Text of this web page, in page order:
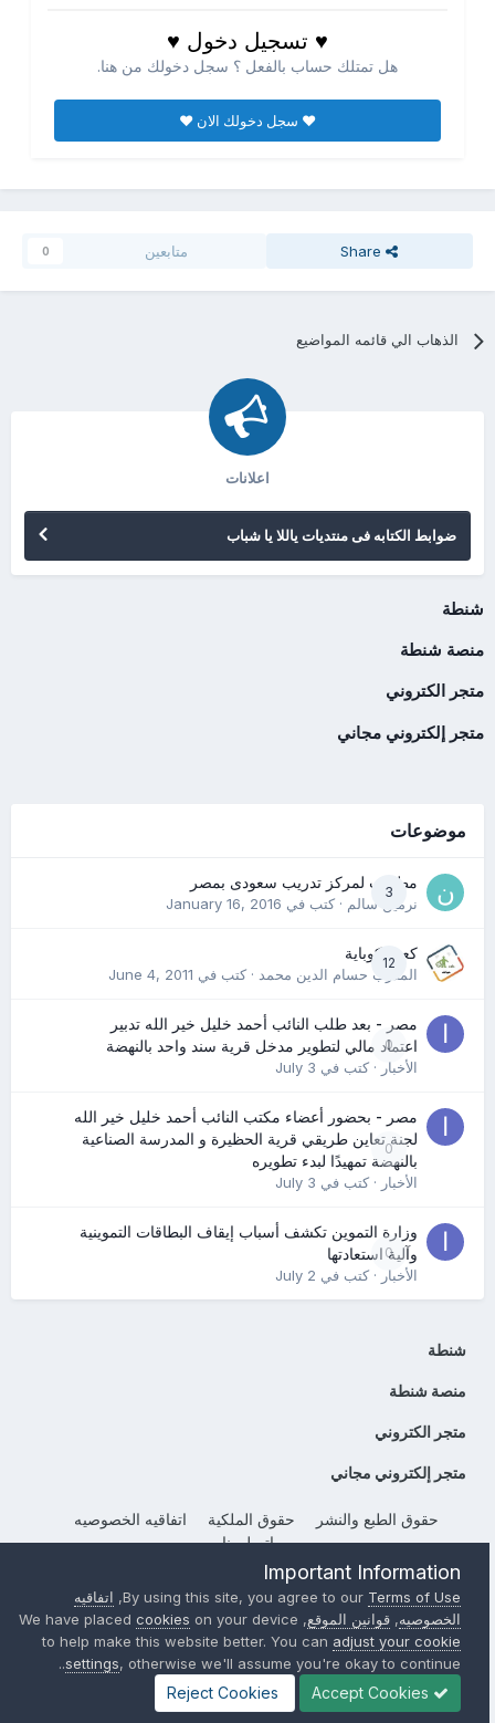
♥ تسجيل دخول ♥
هل تمتلك حساب بالفعل ؟ سجل دخولك من هنا.
♥ سجل دخولك الان ♥
Share متابعين 0
الذهاب الي قائمه المواضيع
اعلانات
ضوابط الكتابه فى منتديات ياللا يا شباب
شنطة
منصة شنطة
متجر الكتروني
متجر إلكتروني مجاني
موضوعات
3
مطلوب لمركز تدريب سعودى بمصر
نرمين سالم· كتب في January 16, 2016
12
كعب كوباية
المدرب حسام الدين محمد· كتب في June 4, 2011
0
مصر - بعد طلب النائب أحمد خليل خير الله تدبير
اعتماد مالي لتطوير مدخل قرية سند واحد بالنهضة
الأخبار· كتب في July 3
0
مصر - بحضور أعضاء مكتب النائب أحمد خليل خير الله
لجنة تعاين طريقي قرية الحظيرة و المدرسة الصناعية
بالنهضة تمهيدًا لبدء تطويره
الأخبار· كتب في July 3
0
وزارة التموين تكشف أسباب إيقاف البطاقات التموينية
وآلية استعادتها
الأخبار· كتب في July 2
شنطة
منصة شنطة
متجر الكتروني
متجر إلكتروني مجاني
حقوق الطبع والنشر حقوق الملكية
اتفاقيه الخصوصيه
إتصل بنا
Powered by Invision CommunityImportant Information
By using this site, you agree to ourTerms of Use
, اتفاقيه
الخصوصيه, قوانين الموقع, We have placed
cookies on your device
to help make this website better. You canadjust your cookie
settings , otherwise we'll assume you're okay to continue..
Accept Cookies